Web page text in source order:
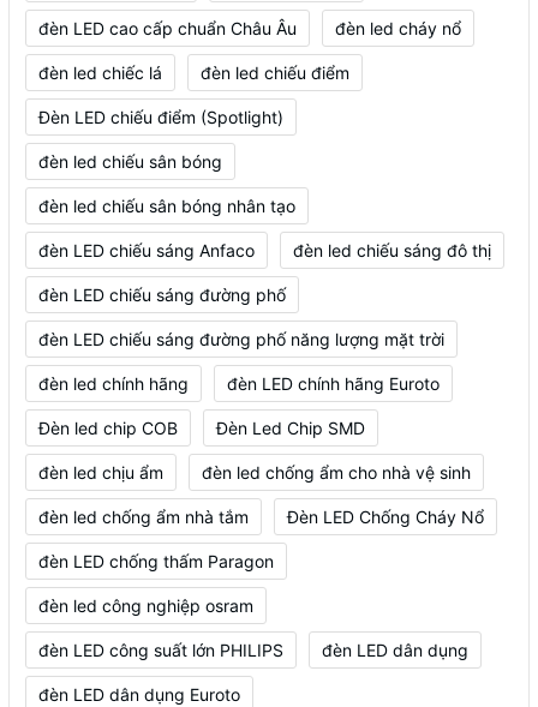
đèn LED cao cấp chuẩn Châu Âu đèn led cháy nổ
đèn led chiếc lá đèn led chiếu điểm
Đèn LED chiếu điểm (Spotlight)
đèn led chiếu sân bóng
đèn led chiếu sân bóng nhân tạo
đèn LED chiếu sáng Anfaco đèn led chiếu sáng đô thị
đèn LED chiếu sáng đường phố
đèn LED chiếu sáng đường phố năng lượng mặt trời
đèn led chính hãng đèn LED chính hãng Euroto
Đèn led chip COB Đèn Led Chip SMD
đèn led chịu ẩm đèn led chống ẩm cho nhà vệ sinh
đèn led chống ẩm nhà tắm Đèn LED Chống Cháy Nổ
đèn LED chống thấm Paragon
đèn led công nghiệp osram
đèn LED công suất lớn PHILIPS đèn LED dân dụng
đèn LED dân dụng Euroto